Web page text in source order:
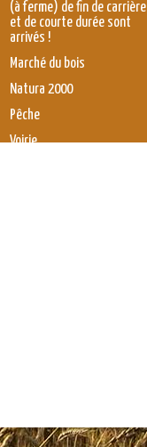
(à ferme) de fin de carrière
et de courte durée sont
arrivés !
Marché du bois
Natura 2000
Pêche
Voirie